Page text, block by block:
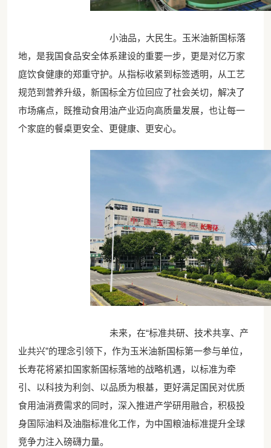
小油品，大民生。玉米油新国标落
地，是我国食品安全体系建设的重要一步，更是对亿万家
庭饮食健康的郑重守护。从指标收紧到标签透明，从工艺
规范到营养升级，新国标全方位回应了社会关切，解决了
市场痛点，既推动食用油产业迈向高质量发展，也让每一
个家庭的餐桌更安全、更健康、更安心。
未来，在“标准共研、技术共享、产
业共兴”的理念引领下，作为玉米油新国标第一参与单位，
长寿花将紧扣国家新国标落地的战略机遇，以标准为牵
引、以科技为利剑、以品质为根基，更好满足国民对优质
食用油消费需求的同时，深入推进产学研用融合，积极投
身国际油料及油脂标准化工作，为中国粮油标准提升全球
竞争力注入磅礴力量。